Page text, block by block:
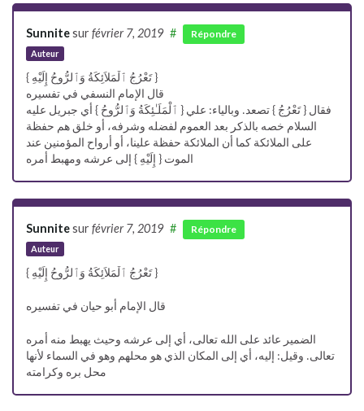
Sunnitesur février 7, 2019
Auteur
# Répondre
{ تَعْرُجُ ٱلْمَلاَئِكَةُ وَٱلرُّوحُ إِلَيْهِ }
قال الإمام النسفي في تفسيره
فقال { تَعْرُجُ } تصعد. وبالياء: علي { ٱلْمَلَـٰئِكَةُ وَٱلرُّوحُ } أي جبريل عليه
السلام خصه بالذكر بعد العموم لفضله وشرفه، أو خلق هم حفظة
على الملائكة كما أن الملائكة حفظة علينا، أو أرواح المؤمنين عند
الموت { إِلَيْهِ } إلى عرشه ومهبط أمره
Sunnitesur février 7, 2019
Auteur
# Répondre
{ تَعْرُجُ ٱلْمَلاَئِكَةُ وَٱلرُّوحُ إِلَيْهِ }
قال الإمام أبو حيان في تفسيره
الضمير عائد على الله تعالى، أي إلى عرشه وحيث يهبط منه أمره
تعالى. وقيل: إليه، أي إلى المكان الذي هو محلهم وهو في السماء لأنها
محل بره وكرامته